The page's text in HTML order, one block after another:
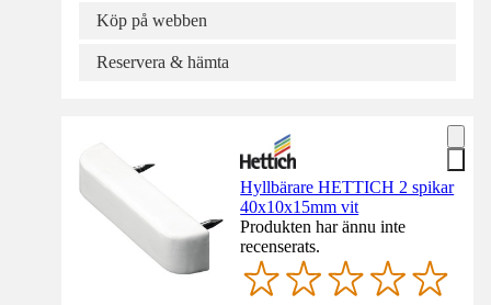
Köp på webben
Reservera & hämta
Hyllbärare HETTICH 2 spikar
40x10x15mm vit
Produkten har ännu inte
recenserats.